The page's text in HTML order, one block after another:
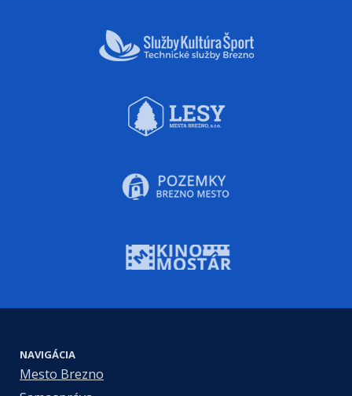
NAVIGÁCIA
Mesto Brezno